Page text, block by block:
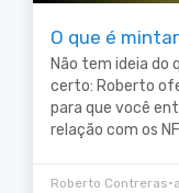
O que é
Não tem ideia do
certo: Roberto
para que você
relação com os
Roberto Contreras•